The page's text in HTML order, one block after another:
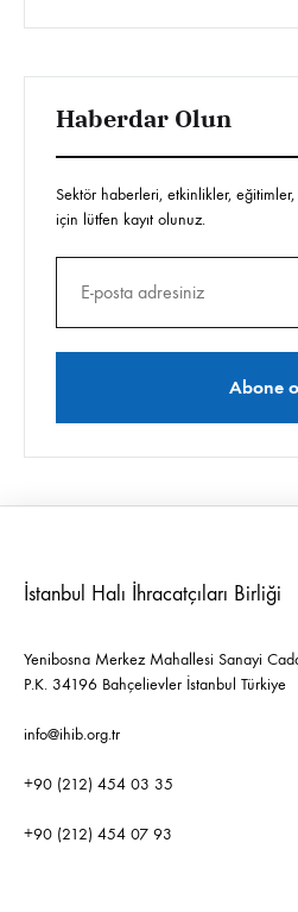
Haberdar Olun
Sektör haberleri, etkinlikler,
için lütfen kayıt olunuz.
İstanbul Halı İhracatçıları Birliği
Yenibosna Merkez Mahallesi Sanayi
P.K. 34196 Bahçelievler İstanbul Türkiye
info@ihib.org.tr
+90 (212) 454 03 35
+90 (212) 454 07 93